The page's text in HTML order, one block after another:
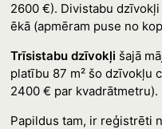
2600 €). Divistabu
ēkā (apmēram puse no
Trīsistabu dzīvokļi šajā
platību 87 m² šo dzīvokļu
2400 € par kvadrātmetru).
Papildus tam, ir reģistrēti